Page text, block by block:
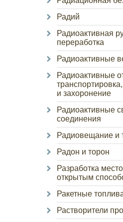
Радий
Радиоактивная
переработка
Радиоактивные
Радиоактивные
и захоронение
Радиоактивные
соединения
Радиовещание и
Радон и торон
Разработка
открытым
Ракетные
Растворители